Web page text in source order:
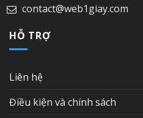
contact@web1giay.com
HỖ TRỢ
Liên hệ
Điều kiện và chính sách